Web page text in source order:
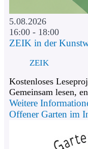
5.08.2026
16:00 - 18:00
ZEIK in der
ZEIK
Kostenloses
Gemeinsam lesen,
Weitere
Offener Garten im